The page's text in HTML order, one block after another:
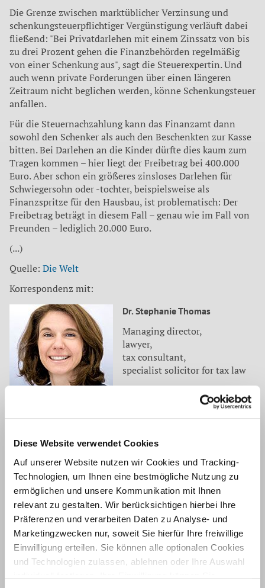
Diese Website verwendet Cookies
Auf unserer Website nutzen wir Cookies und Tracking-
Technologien, um Ihnen eine bestmögliche Nutzung zu
ermöglichen und unsere Kommunikation mit Ihnen
relevant zu gestalten. Wir berücksichtigen hierbei Ihre
Präferenzen und verarbeiten Daten zu Analyse- und
Marketingzwecken nur, soweit Sie hierfür Ihre freiwillige
Einwilligung erteilen. Sie können alle optionalen Cookies
und Technologien zulassen, ablehnen oder Ihre Auswahl
Die Grenze zwischen marktüblicher Verzinsung und
schenkungsteuerpflichtiger Vergünstigung verläuft dabei
fließend: "Bei Privatdarlehen mit einem Zinssatz von bis
zu drei Prozent gehen die Finanzbehörden regelmäßig
von einer Schenkung aus", sagt die Steuerexpertin. Und
auch wenn private Forderungen über einen längeren
Zeitraum nicht beglichen werden, könne Schenkungsteuer
anfallen.
Für die Steuernachzahlung kann das Finanzamt dann
sowohl den Schenker als auch den Beschenkten zur Kasse
bitten. Bei Darlehen an die Kinder dürfte dies kaum zum
Tragen kommen – hier liegt der Freibetrag bei 400.000
Euro. Aber schon ein größeres zinsloses Darlehen für
Schwiegersohn oder -tochter, beispielsweise als
Finanzspritze für den Hausbau, ist problematisch: Der
Freibetrag beträgt in diesem Fall – genau wie im Fall von
Freunden – lediglich 20.000 Euro.
(...)
Quelle: Die Welt
Korrespondenz mit:
Dr. Stephanie Thomas
Managing director,
lawyer,
tax consultant,
specialist solicitor for tax law
Tel.: 0049 2166 971-130
Zurück
Auf dem neuesten Stand
Unsere Mitarbeiter befassen sich für unsere Mandanten
laufend mit aktuellen Themen aus
Wirtschaftsprüfung ›